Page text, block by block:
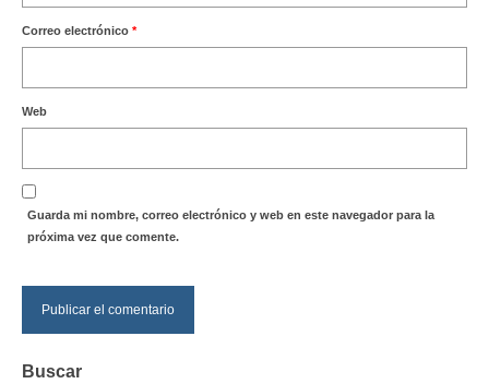
Correo electrónico *
Web
Guarda mi nombre, correo electrónico y web en este navegador para la
próxima vez que comente.
Buscar